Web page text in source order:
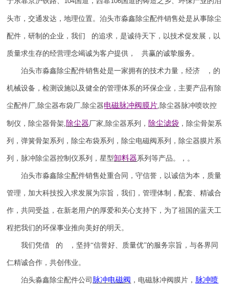
头市，交通发达，地理位置。泊头市淼鑫除尘配件销售处是从事除尘
配件，研制的企业，我们 的追求，是诚待天下，以技术促发展，以
质量求生存的经营理念竭诚为客户提供， 共赢的诚挚服务。
泊头市淼鑫除尘配件销售处是一家拥有的技术力量，经济 ，的
机械设备，检测设施以及健全的管理体系的环保企业，主要产品有除
尘配件厂, 除尘器布袋厂, 除尘器电磁脉冲阀膜片, 除尘器脉冲喷吹控
制仪 ， 除尘器骨架,除尘器厂家, 除尘器系列， 除尘滤袋 ，除尘骨架系
列，弹簧骨架系列，除尘布袋系列，除尘电磁阀系列，除尘器膜片系
列，脉冲除尘器控制仪系列，星型卸料器系列等产品。，。
泊头市淼鑫除尘配件销售处重合同，守信誉，以诚信为本，质量
管理，加大科技投入求发展为宗旨，我们，管理体制，配套、精诚合
作，共同受益，在新老用户的厚爱和关心支持下，为了祖国的蓝天工
程把我们的环保事业推向美好的明天。
我们凭借 的 ，坚持“信誉好、质量优”的服务宗旨，与各界同
仁精诚合作，共创伟业。
泊头淼鑫除尘配件公司 脉冲电磁阀 ，电磁脉冲阀膜片， 脉冲喷